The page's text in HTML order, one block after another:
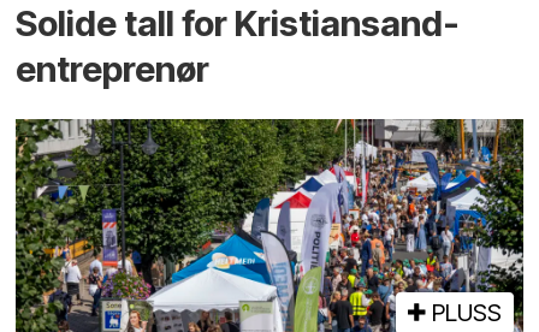
Solide tall for Kristiansand-
entreprenør
PLUSS